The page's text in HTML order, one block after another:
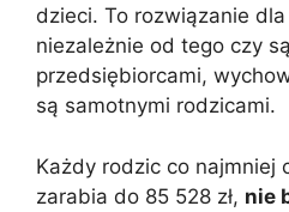
dzieci. To rozwiązanie
niezależnie od tego czy
przedsiębiorcami,
są samotnymi rodzicami.
Każdy rodzic co najmniej
zarabia do 85 528 zł, nie